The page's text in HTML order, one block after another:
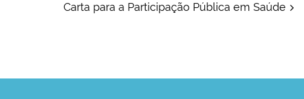
Carta para a Participação Pública em Saúde